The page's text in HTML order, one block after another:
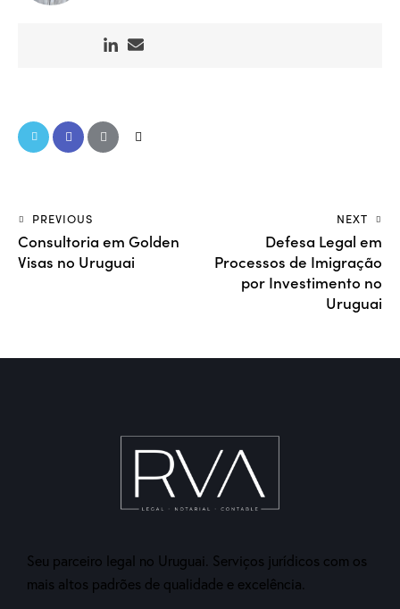
PREVIOUS
Consultoria em Golden
Visas no Uruguai
NEXT
Defesa Legal em
Processos de Imigração
por Investimento no
Uruguai
Seu parceiro legal no Uruguai. Serviços jurídicos com os
mais altos padrões de qualidade e excelência.